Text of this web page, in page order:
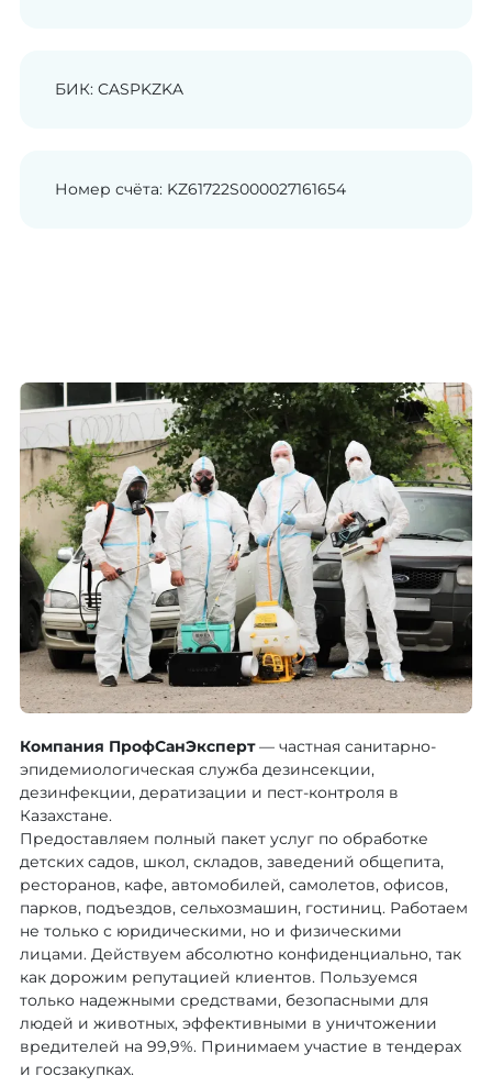
БИК: CASPKZKA
Номер счёта: KZ61722S000027161654
Компания ПрофСанЭксперт— частная санитарно-
эпидемиологическая служба дезинсекции,
дезинфекции, дератизации и пест-контроля в
Казахстане.
Предоставляем полный пакет услуг по обработке
детских садов, школ, складов, заведений общепита,
ресторанов, кафе, автомобилей, самолетов, офисов,
парков, подъездов, сельхозмашин, гостиниц. Работаем
не только с юридическими, но и физическими
лицами. Действуем абсолютно конфиденциально, так
как дорожим репутацией клиентов. Пользуемся
только надежными средствами, безопасными для
людей и животных, эффективными в уничтожении
вредителей на 99,9%. Принимаем участие в тендерах
и госзакупках.